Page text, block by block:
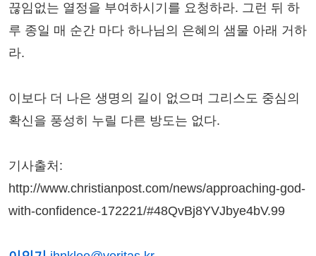
끊임없는 열정을 부여하시기를 요청하라. 그런 뒤 하
루 종일 매 순간 마다 하나님의 은혜의 샘물 아래 거하
라.
이보다 더 나은 생명의 길이 없으며 그리스도 중심의
확신을 풍성히 누릴 다른 방도는 없다.
기사출처:
http://www.christianpost.com/news/approaching-god-
with-confidence-172221/#48QvBj8YVJbye4bV.99